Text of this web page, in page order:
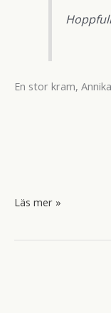
En stor kram, Annika
Att
Läs mer »